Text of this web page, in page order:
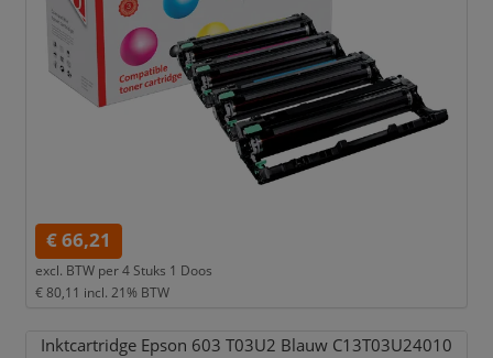
€ 66,21
excl. BTW per4 Stuks 1 Doos
€ 80,11 incl. 21% BTW
Inktcartridge Epson 603 T03U2 Blauw C13T03U24010